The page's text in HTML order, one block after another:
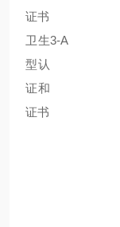
证书
卫生
型认
证和
证书
3-A